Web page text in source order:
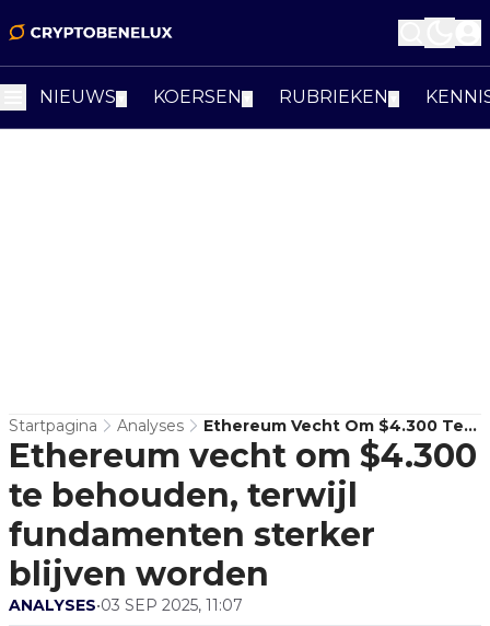
NIEUWS KOERSEN RUBRIEKEN
Startpagina Analyses
Ethereum Vecht Om $4.300 Te
Behouden, Terwijl Fundamenten
Sterker Blijven Worden
Ethereum vecht om $4.300
te behouden, terwijl
fundamenten sterker
blijven worden
ANALYSES•03 SEP 2025, 11:07